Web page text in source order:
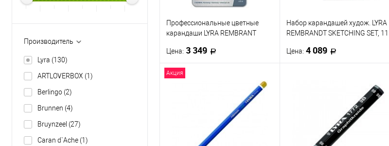
Производитель
Lyra (130)
ARTLOVERBOX (1)
Berlingo (2)
Brunnen (4)
Bruynzeel (27)
Caran d`Ache (1)
Профессиональные цветные
карандаши LYRA REMBRANT
Цена: 3 349
К сравнению
Набор карандашей худож. LYRA
REMBRANDT SKETCHING SET, 11
Цена: 4 089
К сравнению
В наличии
Акция